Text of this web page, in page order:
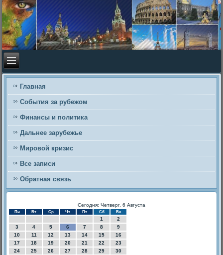
Главная
События за рубежом
Финансы и политика
Дальнее зарубежье
Мировой кризис
Все записи
Обратная связь
Сегодня: Четверг, 6 Августа
Пн Вт Ср Чт Пт Сб Вс
1
2
3
4 5 6 7 8
9
10
11 12 13 14 15
16
17
18 19 20 21 22
23
24
25 26 27 28 29
30